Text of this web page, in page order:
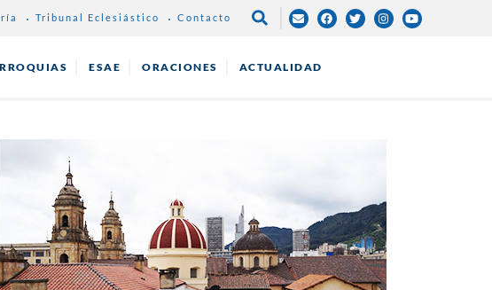
Tribunal Eclesiástico Contacto
ESAE ORACIONES ACTUALIDAD